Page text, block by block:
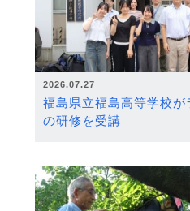
2026.07.27
福島県立福島高等学校が
の研修を受講